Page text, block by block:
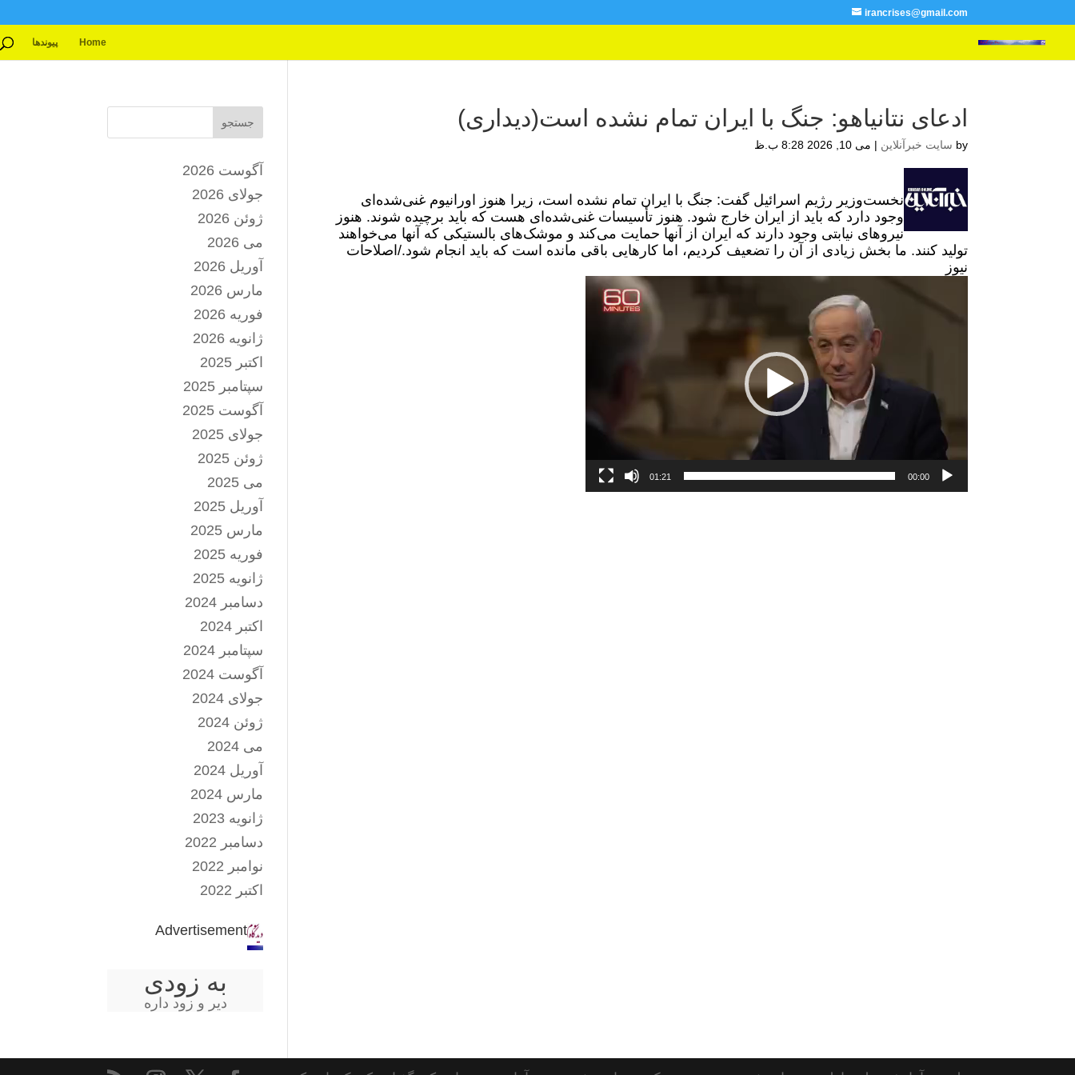
irancrises@gmail.com
Home پیوندها
ادعای نتانیاهو: جنگ با ایران تمام نشده است(دیداری)
by سایت خبرآنلاین | می 10, 2026 8:28 ب.ظ
نخست‌وزیر رژیم اسرائیل گفت: جنگ با ایران تمام نشده است، زیرا هنوز اورانیوم غنی‌شده‌ای
وجود دارد که باید از ایران خارج شود. هنوز تأسیسات غنی‌شده‌ای هست که باید برچیده شوند. هنوز
نیروهای نیابتی وجود دارند که ایران از آنها حمایت می‌کند و موشک‌های بالستیکی که آنها می‌خواهند
تولید کنند. ما بخش زیادی از آن را تضعیف کردیم، اما کارهایی باقی مانده است که باید انجام شود./اصلاحات
نیوز
00:00
01:21
جستجو
آگوست 2026
جولای 2026
ژوئن 2026
می 2026
آوریل 2026
مارس 2026
فوریه 2026
ژانویه 2026
اکتبر 2025
سپتامبر 2025
آگوست 2025
جولای 2025
ژوئن 2025
می 2025
آوریل 2025
مارس 2025
فوریه 2025
ژانویه 2025
دسامبر 2024
اکتبر 2024
سپتامبر 2024
آگوست 2024
جولای 2024
ژوئن 2024
می 2024
آوریل 2024
مارس 2024
ژانویه 2023
دسامبر 2022
نوامبر 2022
اکتبر 2022
Advertisement
به زودی
دیر و زود داره